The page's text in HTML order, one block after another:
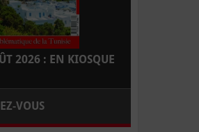
2026 : EN KIOSQUE
VOUS